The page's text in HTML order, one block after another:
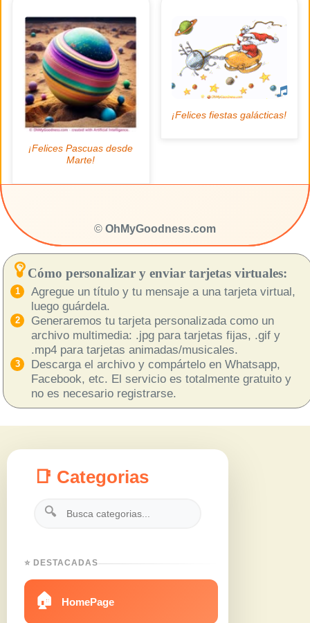
© OhMyGoodness.com
Cómo personalizar y enviar tarjetas virtuales:
Agregue un título y tu mensaje a una tarjeta virtual,
luego guárdela.
Generaremos tu tarjeta personalizada como un
archivo multimedia: .jpg para tarjetas fijas, .gif y
.mp4 para tarjetas animadas/musicales.
Descarga el archivo y compártelo en Whatsapp,
Facebook, etc. El servicio es totalmente gratuito y
no es necesario registrarse.
📑 Categorias
🔍
⭐ DESTACADAS
🏠 HomePage